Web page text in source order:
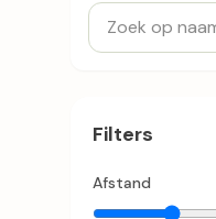
Filters
Afstand